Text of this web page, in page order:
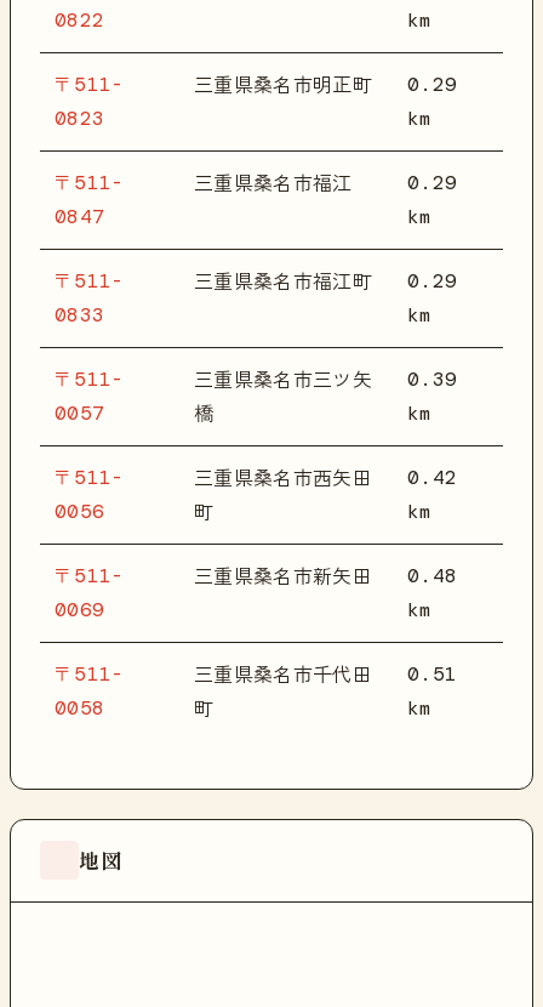
0822 km
〒511-
0823
三重県桑名市明正町
0.29
km
〒511-
0847
三重県桑名市福江
0.29
km
〒511-
0833
三重県桑名市福江町
0.29
km
〒511-
0057
三重県桑名市三ツ矢
橋
0.39
km
〒511-
0056
三重県桑名市西矢田
町
0.42
km
〒511-
0069
三重県桑名市新矢田
0.48
km
〒511-
0058
三重県桑名市千代田
町
0.51
km
地図